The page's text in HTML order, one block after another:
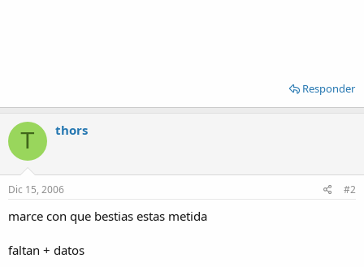
Responder
T thors
Dic 15, 2006 #2
marce con que bestias estas metida
faltan + datos